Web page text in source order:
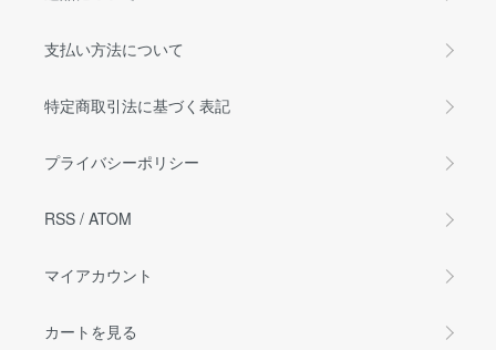
支払い方法について
特定商取引法に基づく表記
プライバシーポリシー
RSS / ATOM
マイアカウント
カートを見る